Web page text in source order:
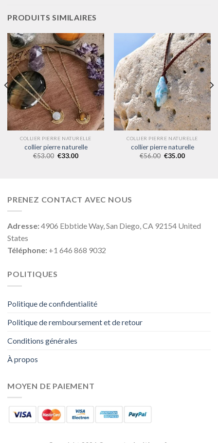
PRODUITS SIMILAIRES
COLLIER PIERRE NATURELLE
collier pierre naturelle
€53.00 €33.00
COLLIER PIERRE NATURELLE
collier pierre naturelle
€56.00 €35.00
PRENEZ CONTACT AVEC NOUS
Adresse:4906 Ebbtide Way, San Diego, CA 92154 United
States
Téléphone: +1 646 868 9032
POLITIQUES
Politique de confidentialité
Politique de remboursement et de retour
Conditions générales
À propos
MOYEN DE PAIEMENT